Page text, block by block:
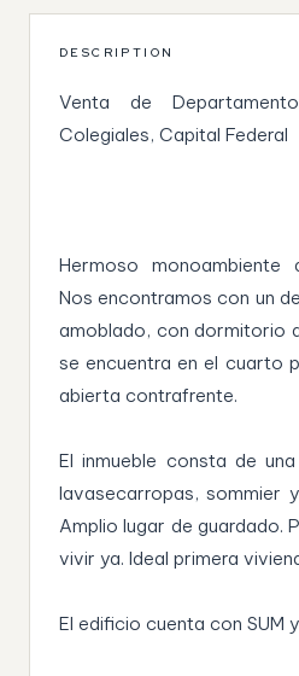
DESCRIPTION
Venta de
Colegiales, Capital Federal
Hermoso monoambiente
Nos encontramos con un
amoblado, con dormitorio
se encuentra en el cuarto
abierta contrafrente.
El inmueble consta de
lavasecarropas, sommier
Amplio lugar de guardado.
vivir ya. Ideal primera
El edificio cuenta con SUM